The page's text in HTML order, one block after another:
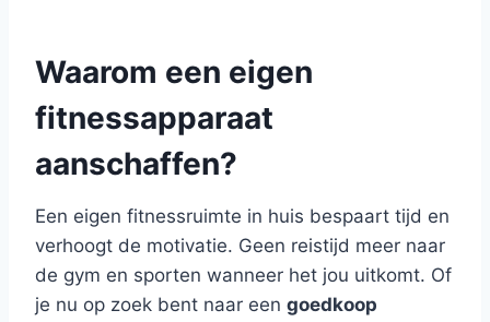
Waarom een eigen
fitnessapparaat
aanschaffen?
Een eigen fitnessruimte in huis bespaart tijd en
verhoogt de motivatie. Geen reistijd meer naar
de gym en sporten wanneer het jou uitkomt. Of
je nu op zoek bent naar een goedkoop